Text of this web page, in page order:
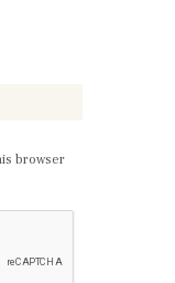
browser